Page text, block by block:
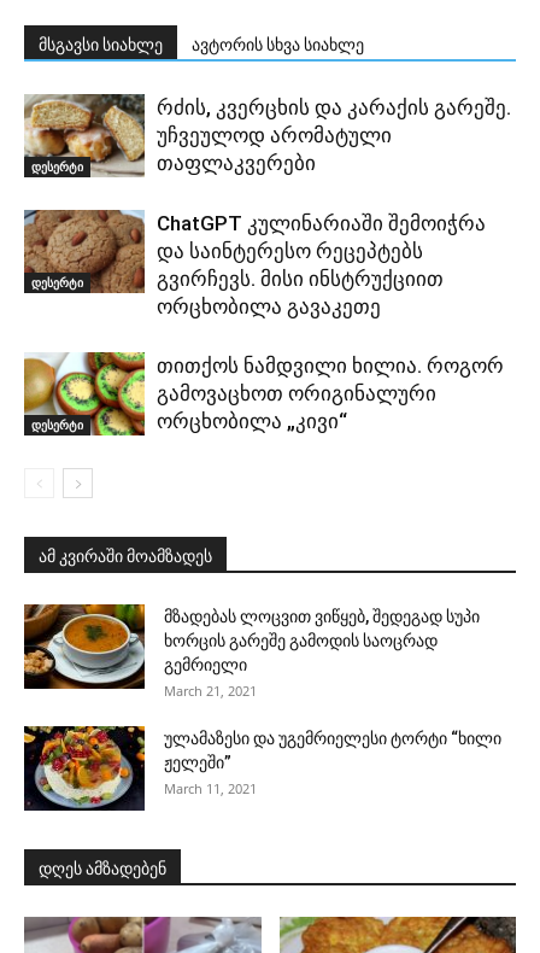
მსგავსი სიახლე ავტორის სხვა სიახლე
დესერტი
რძის, კვერცხის და კარაქის გარეშე.
უჩვეულოდ არომატული
თაფლაკვერები
დესერტი
ChatGPT კულინარიაში შემოიჭრა
და საინტერესო რეცეპტებს
გვირჩევს. მისი ინსტრუქციით
ორცხობილა გავაკეთე
დესერტი
თითქოს ნამდვილი ხილია. როგორ
გამოვაცხოთ ორიგინალური
ორცხობილა „კივი“
ამ კვირაში მოამზადეს
მზადებას ლოცვით ვიწყებ, შედეგად სუპი
ხორცის გარეშე გამოდის საოცრად
გემრიელი
March 21, 2021
ულამაზესი და უგემრიელესი ტორტი “ხილი
ჟელეში”
March 11, 2021
დღეს ამზადებენ